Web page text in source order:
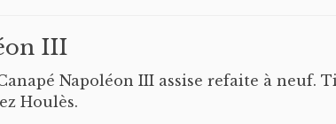
III
Napoléon III assise refaite à neuf.
Houlès.